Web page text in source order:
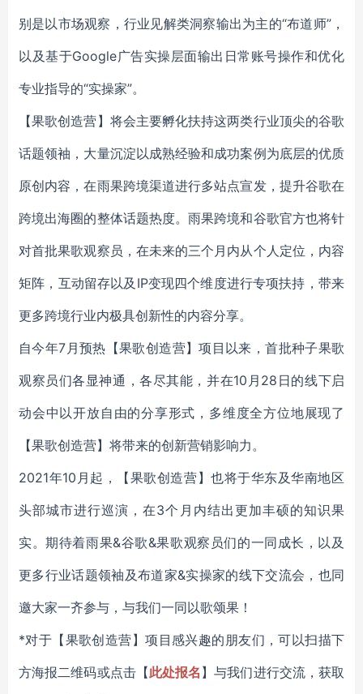
别是以市场观察，行业见解类洞察输出为主的“布道师”，
以及基于Google广告实操层面输出日常账号操作和优化
专业指导的“实操家”。
【果歌创造营】将会主要孵化扶持这两类行业顶尖的谷歌
话题领袖，大量沉淀以成熟经验和成功案例为底层的优质
原创内容，在雨果跨境渠道进行多站点宣发，提升谷歌在
跨境出海圈的整体话题热度。雨果跨境和谷歌官方也将针
对首批果歌观察员，在未来的三个月内从个人定位，内容
矩阵，互动留存以及IP变现四个维度进行专项扶持，带来
更多跨境行业内极具创新性的内容分享。
自今年7月预热【果歌创造营】项目 以来，首批种子果歌
观察员们各显神通 ，各尽其能 ，并在10 月28 日的线下启
动会中以开放自由的分享形式，多维度全方位地展现了
【果歌创造营】将带来的创新营销影响力。
2021年10 月 起， 【果歌创造营】也将于华东及华南地区
头部城市进行巡演，在3个月内结出更加丰硕的知识果
实。期待着雨果&谷歌&果歌观察员们的一同成长，以及
更多行业话题领袖及布道家&实操家的线下交流会 ， 也同
邀大家一齐参与，与我们一同以歌颂果！
*对于【果歌创造营】项目感兴趣的朋友们，可以扫描下
方海报二维码或点击【此处报名 】与我们进行交流，获取